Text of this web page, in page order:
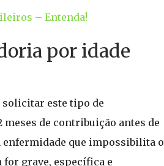
– Entenda!
por idade
solicitar este tipo de
de contribuição antes de
enfermidade que impossibilita o
grave, específica e